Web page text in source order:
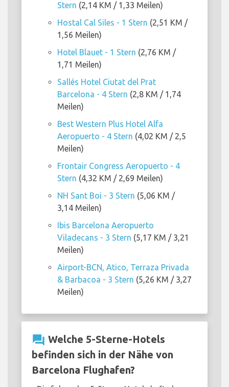
Stern (2,14 KM / 1,33 Meilen)
Hostal Cal Siles - 1 Stern (2,51 KM /
1,56 Meilen)
Hotel Blauet - 1 Stern (2,76 KM /
1,71 Meilen)
Sallés Hotel Ciutat del Prat
Barcelona - 4 Stern (2,8 KM / 1,74
Meilen)
Best Western Plus Hotel Alfa
Aeropuerto - 4 Stern (4,02 KM / 2,5
Meilen)
Frontair Congress Aeropuerto - 4
Stern (4,32 KM / 2,69 Meilen)
NH Sant Boi - 3 Stern (5,06 KM /
3,14 Meilen)
Ibis Barcelona Aeropuerto
Viladecans - 3 Stern (5,17 KM / 3,21
Meilen)
Airport-BCN, Atico, Terraza Privada
& Barbacoa - 3 Stern (5,26 KM / 3,27
Meilen)
question_answer Welche 5-Sterne-Hotels
befinden sich in der Nähe von
Barcelona Flughafen?